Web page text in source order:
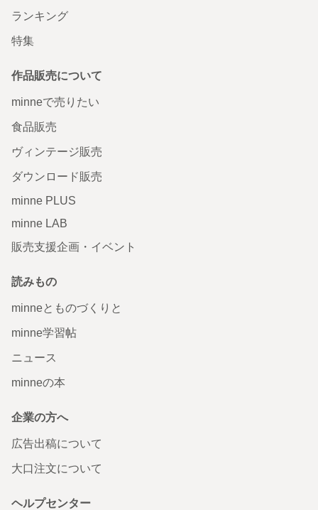
ランキング
特集
作品販売について
minneで売りたい
食品販売
ヴィンテージ販売
ダウンロード販売
minne PLUS
minne LAB
販売支援企画・イベント
読みもの
minneとものづくりと
minne学習帖
ニュース
minneの本
企業の方へ
広告出稿について
大口注文について
ヘルプセンター